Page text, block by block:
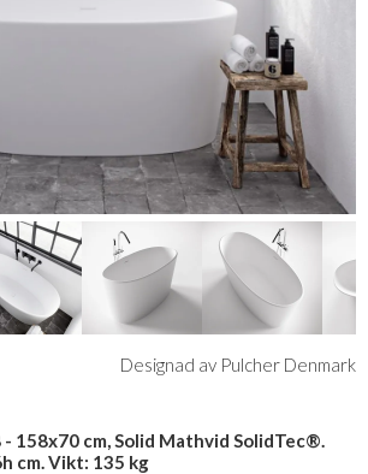
Designad av Pulcher Denmark
158x70 cm, Solid Mathvid SolidTec®.
cm. Vikt: 135 kg